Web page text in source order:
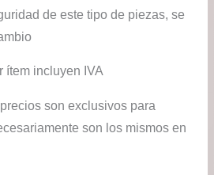
de este tipo de piezas, se
ítem incluyen IVA
son exclusivos para
son los mismos en